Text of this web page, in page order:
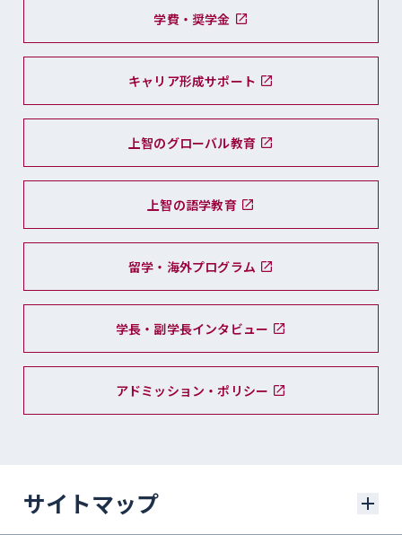
学費・奨学金
キャリア形成サポート
上智のグローバル教育
上智の語学教育
留学・海外プログラム
学長・副学長インタビュー
アドミッション・ポリシー
サイトマップ